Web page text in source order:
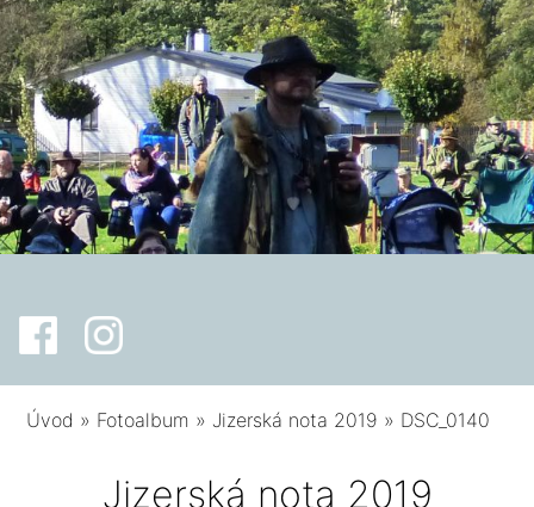
Úvod » Fotoalbum » Jizerská nota 2019 » DSC_0140
Jizerská nota 2019